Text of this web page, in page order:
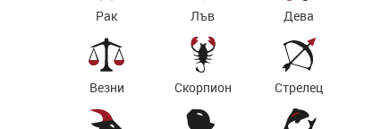
Рак Лъв Дева
Везни Скорпион Стрелец